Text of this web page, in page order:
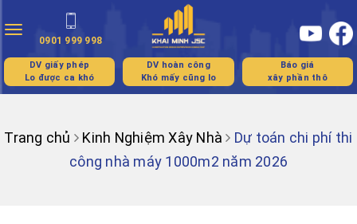
Toggle
navigation
0901 999 998
DV giấy phép
Lo được ca khó
DV hoàn công
Khó mấy cũng lo
Báo giá
xây phần thô
Trang chủ Kinh Nghiệm Xây Nhà
Dự toán chi phí thi
công nhà máy 1000m2 năm 2026